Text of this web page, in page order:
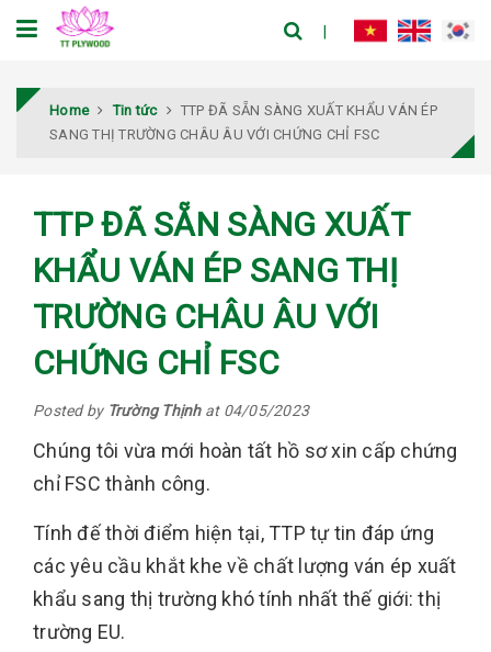
Home Tin tức
TTP ĐÃ SẴN SÀNG XUẤT KHẨU VÁN ÉP
SANG THỊ TRƯỜNG CHÂU ÂU VỚI CHỨNG CHỈ FSC
TTP ĐÃ SẴN SÀNG XUẤT
KHẨU VÁN ÉP SANG THỊ
TRƯỜNG CHÂU ÂU VỚI
CHỨNG CHỈ FSC
Posted by Trường Thịnhat 04/05/2023
Chúng tôi vừa mới hoàn tất hồ sơ xin cấp chứng
chỉ FSC thành công.
Tính đế thời điểm hiện tại, TTP tự tin đáp ứng
các yêu cầu khắt khe về chất lượng ván ép xuất
khẩu sang thị trường khó tính nhất thế giới: thị
trường EU.